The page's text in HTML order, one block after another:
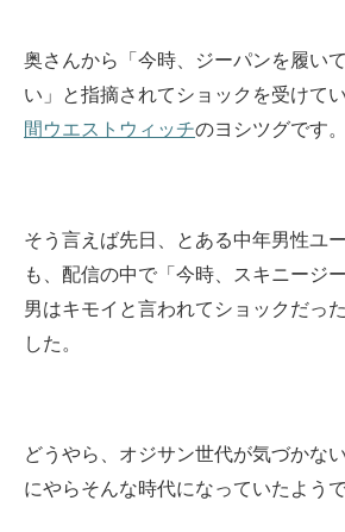
奥さんから「今時、ジーパンを履い
い」と指摘されてショックを受けてい
間ウエストウィッチのヨシツグです。
そう言えば先日、とある中年男性ユ
も、配信の中で「今時、スキニージ
男はキモイと言われてショックだっ
した。
どうやら、オジサン世代が気づかな
にやらそんな時代になっていたよう